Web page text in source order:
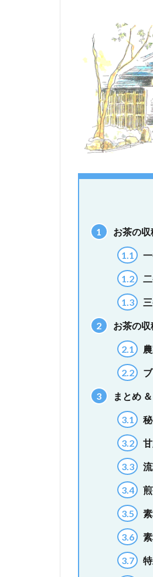
1 お茶の
1.1
1.2
1.3
2 お茶の
2.1
2.2
3 まとめ
3.1
3.2
3.3
3.4
3.5
3.6
3.7